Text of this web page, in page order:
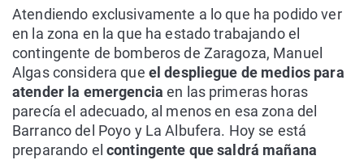
Atendiendo exclusivamente a lo que ha podido ver
en la zona en la que ha estado trabajando el
contingente de bomberos de Zaragoza, Manuel
Algas considera que el despliegue de medios para
atender la emergencia en las primeras horas
parecía el adecuado, al menos en esa zona del
Barranco del Poyo y La Albufera. Hoy se está
preparando el contingente que saldrá mañana